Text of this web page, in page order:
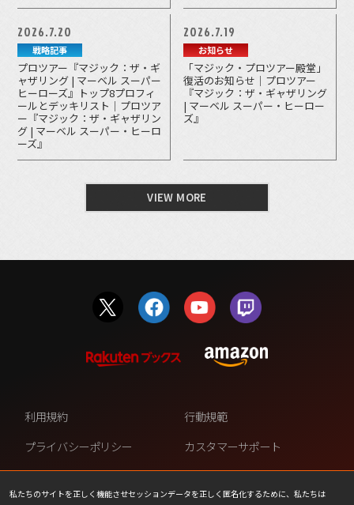
2026.7.20
戦略記事
プロツアー『マジック：ザ・ギ
ャザリング | マーベル スーパー
ヒーローズ』トップ8プロフィ
ールとデッキリスト｜プロツア
ー『マジック：ザ・ギャザリン
グ | マーベル スーパー・ヒーロ
ーズ』
2026.7.19
お知らせ
「マジック・プロツアー殿堂」
復活のお知らせ｜プロツアー
『マジック：ザ・ギャザリング
| マーベル スーパー・ヒーロー
ズ』
VIEW MORE
私たちのサイトを正しく機能させセッションデータを正しく匿名化するために、私たちは
利用規約
行動規範
プライバシーポリシー
カスタマーサポート
ファンコンテンツ・ポリシー
個人情報の販売や共有を許可し
ない